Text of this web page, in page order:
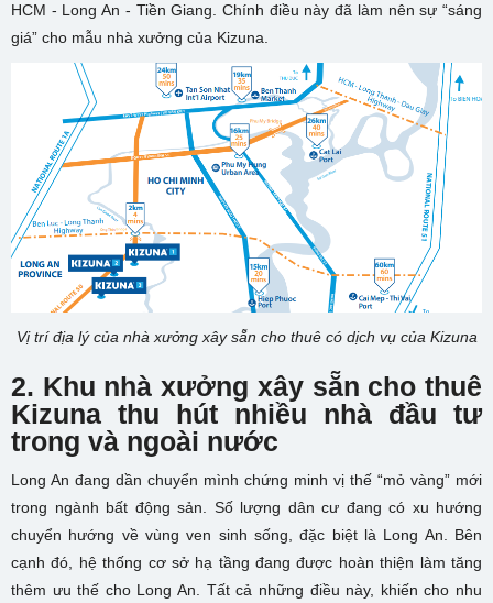
HCM - Long An - Tiền Giang. Chính điều này đã làm nên sự “sáng
giá” cho mẫu nhà xưởng của Kizuna.
Vị trí địa lý của nhà xưởng xây sẵn cho thuê có dịch vụ của Kizuna
2. Khu nhà xưởng xây sẵn cho thuê
Kizuna thu hút nhiều nhà đầu tư
trong và ngoài nước
Long An đang dần chuyển mình chứng minh vị thế “mỏ vàng” mới
trong ngành bất động sản. Số lượng dân cư đang có xu hướng
chuyển hướng về vùng ven sinh sống, đặc biệt là Long An. Bên
cạnh đó, hệ thống cơ sở hạ tầng đang được hoàn thiện làm tăng
thêm ưu thế cho Long An. Tất cả những điều này, khiến cho nhu